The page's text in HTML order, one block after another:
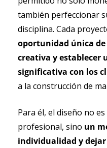
también perfeccionar
disciplina. Cada
oportunidad única
creativa y establecer
significativa con los
a la construcción de
Para él, el diseño no
profesional, sino un
individualidad y